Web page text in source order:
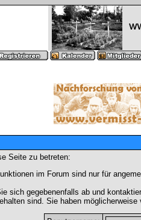
Seite zu betreten:
im Forum sind nur für
sich gegebenenfalls ab und
sind. Sie haben